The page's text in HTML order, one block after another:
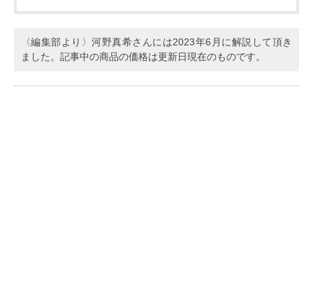
〈編集部より〉河野真希さんには2023年6月に解説して頂き
ました。記事中の商品の価格は更新日現在のものです。